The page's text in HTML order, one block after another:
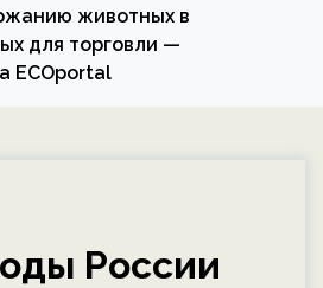
животных в
для торговли —
ECOportal
России